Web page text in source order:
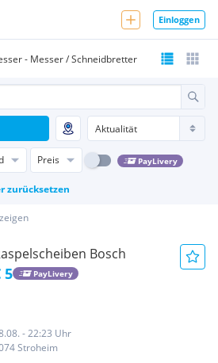
Einloggen
- Messer / Schneidbretter
Preis PayLivery
zurücksetzen
Bosch
5 PayLivery
- 22:23 Uhr
Stroheim